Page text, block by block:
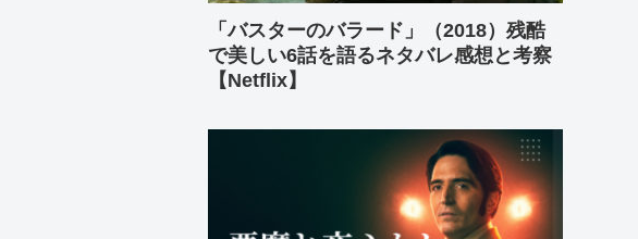
「バスターのバラード」（2018）残酷
で美しい6話を語るネタバレ感想と考察
【Netflix】